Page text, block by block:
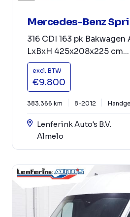
Mercedes-Benz
316 CDI 163 pk
LxBxH 425x208x225 cm...
excl. BTW
€9.800
383.366 km 8-2012
Lenferink Auto's B.V.
Almelo